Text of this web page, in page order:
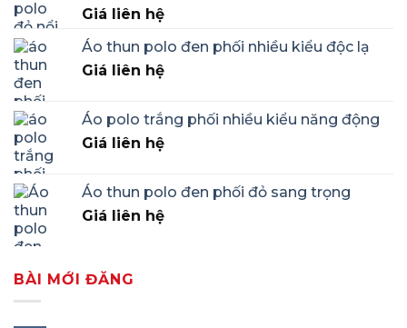
Giá liên hệ
Áo thun polo đen phối nhiều kiểu độc lạ
Giá liên hệ
Áo polo trắng phối nhiều kiểu năng động
Giá liên hệ
Áo thun polo đen phối đỏ sang trọng
Giá liên hệ
BÀI MỚI ĐĂNG